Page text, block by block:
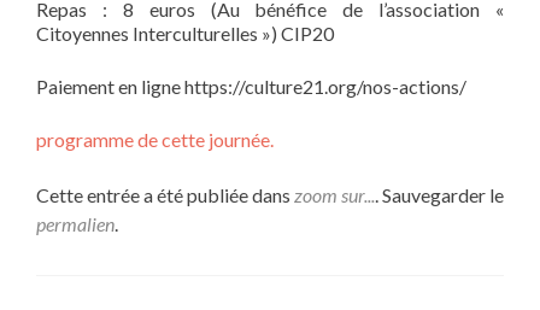
Repas : 8 euros (Au bénéfice de l’association «
Citoyennes Interculturelles ») CIP20
Paiement en ligne https://culture21.org/nos-actions/
programme de cette journée.
Cette entrée a été publiée dans zoom sur.... Sauvegarder le
permalien.